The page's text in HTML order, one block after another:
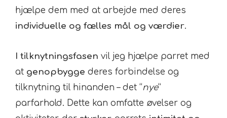
hjælpe dem med at arbejde med deres
individuelle og fælles mål og værdier.
I tilknytningsfasen vil jeg hjælpe parret med
at genopbygge deres forbindelse og
tilknytning til hinanden – det “nye”
parfarhold. Dette kan omfatte øvelser og